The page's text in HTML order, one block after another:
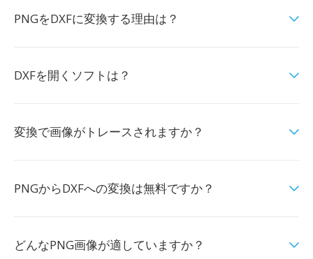
PNGをDXFに変換する理由は？
DXFを開くソフトは？
変換で画像がトレースされますか？
PNGからDXFへの変換は無料ですか？
どんなPNG画像が適していますか？